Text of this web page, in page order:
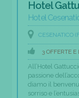
Hotel
Hotel
CESENATICO
3 OFFERTE
All’Hotel
passione
diamo il
sorriso e